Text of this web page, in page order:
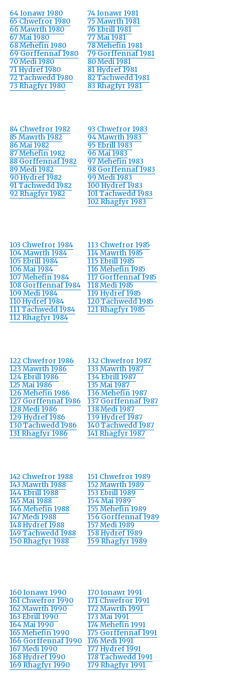
64 Ionawr 1980
65 Chwefror 1980
66 Mawrth 1980
67 Mai 1980
68 Mehefin 1980
69 Gorffennaf 1980
70 Medi 1980
71 Hydref 1980
72 Tachwedd 1980
73 Rhagfyr 1980
74 Ionawr 1981
75 Mawrth 1981
76 Ebrill 1981
77 Mai 1981
78 Mehefin 1981
79 Gorffennaf 1981
80 Medi 1981
81 Hydref 1981
82 Tachwedd 1981
83 Rhagfyr 1981
84 Chwefror 1982
85 Mawrth 1982
86 Mai 1982
87 Mehefin 1982
88 Gorffennaf 1982
89 Medi 1982
90 Hydref 1982
91 Tachwedd 1982
92 Rhagfyr 1982
93 Chwefror 1983
94 Mawrth 1983
95 Ebrill 1983
96 Mai 1983
97 Mehefin 1983
98 Gorffennaf 1983
99 Medi 1983
100 Hydref 1983
101 Tachwedd 1983
102 Rhagfyr 1983
103 Chwefror 1984
104 Mawrth 1984
105 Ebrill 1984
106 Mai 1984
107 Mehefin 1984
108 Gorffennaf 1984
109 Medi 1984
110 Hydref 1984
111 Tachwedd 1984
112 Rhagfyr 1984
113 Chwefror 1985
114 Mawrth 1985
115 Ebrill 1985
116 Mehefin 1985
117 Gorffennaf 1985
118 Medi 1985
119 Hydref 1985
120 Tachwedd 1985
121 Rhagfyr 1985
122 Chwefror 1986
123 Mawrth 1986
124 Ebrill 1986
125 Mai 1986
126 Mehefin 1986
127 Gorffennaf 1986
128 Medi 1986
129 Hydref 1986
130 Tachwedd 1986
131 Rhagfyr 1986
132 Chwefror 1987
133 Mawrth 1987
134 Ebrill 1987
135 Mai 1987
136 Mehefin 1987
137 Gorffennaf 1987
138 Medi 1987
139 Hydref 1987
140 Tachwedd 1987
141 Rhagfyr 1987
142 Chwefror 1988
143 Mawrth 1988
144 Ebrill 1988
145 Mai 1988
146 Mehefin 1988
147 Medi 1988
148 Hydref 1988
149 Tachwedd 1988
150 Rhagfyr 1988
151 Chwefror 1989
152 Mawrth 1989
153 Ebrill 1989
154 Mai 1989
155 Mehefin 1989
156 Gorffennaf 1989
157 Medi 1989
158 Hydref 1989
159 Rhagfyr 1989
160 Ionawr 1990
161 Chwefror 1990
162 Mawrth 1990
163 Ebrill 1990
164 Mai 1990
165 Mehefin 1990
166 Gorffennaf 1990
167 Medi 1990
168 Hydref 1990
169 Rhagfyr 1990
170 Ionawr 1991
171 Chwefror 1991
172 Mawrth 1991
173 Mai 1991
174 Mehefin 1991
175 Gorffennaf 1991
176 Medi 1991
177 Hydref 1991
178 Tachwedd 1991
179 Rhagfyr 1991